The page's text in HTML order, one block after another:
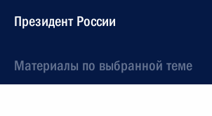
Президент России
Материалы по выбранной теме